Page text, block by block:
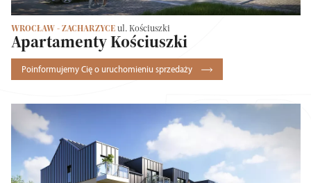
Apartamenty Kościuszki
WROCŁAW - ZACHARZYCEul. Kościuszki
Poinformujemy Cię o uruchomieniu sprzedaży